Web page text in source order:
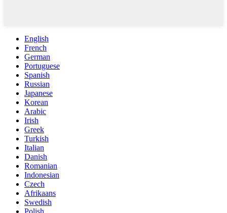
English
French
German
Portuguese
Spanish
Russian
Japanese
Korean
Arabic
Irish
Greek
Turkish
Italian
Danish
Romanian
Indonesian
Czech
Afrikaans
Swedish
Polish